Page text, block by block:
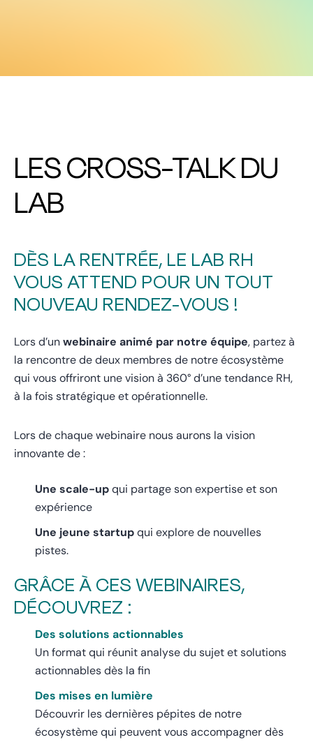
LES CROSS-TALK DU
LAB
DÈS LA RENTRÉE, LE LAB RH
VOUS ATTEND POUR UN TOUT
NOUVEAU RENDEZ-VOUS !
Lors d’unwebinaire animé par notre équipe, partez à
la rencontre de deux membres de notre écosystème
qui vous offriront une vision à 360° d’une tendance RH,
à la fois stratégique et opérationnelle.
Lors de chaque webinaire nous aurons la vision
innovante de :
Une scale-upqui partage son expertise et son
expérience
Une jeune startupqui explore de nouvelles
pistes.
GRÂCE À CES WEBINAIRES,
DÉCOUVREZ :
Des solutions actionnables
Un format qui réunit analyse du sujet et solutions
actionnables dès la fin
Des mises en lumière
Découvrir les dernières pépites de notre
écosystème qui peuvent vous accompagner dès